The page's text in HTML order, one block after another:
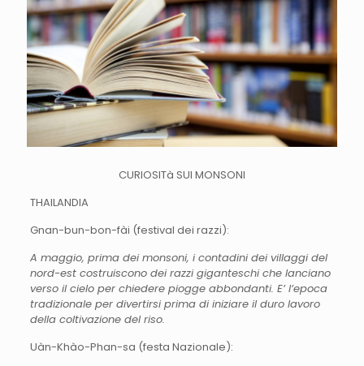
CURIOSITà SUI MONSONI
THAILANDIA
Gnan-bun-bon-fài (festival dei razzi):
A maggio, prima dei monsoni, i contadini dei villaggi del
nord-est costruiscono dei razzi giganteschi che lanciano
verso il cielo per chiedere piogge abbondanti. E’ l’epoca
tradizionale per divertirsi prima di iniziare il duro lavoro
della coltivazione del riso.
Uàn-Khào-Phan-sa (festa Nazionale):